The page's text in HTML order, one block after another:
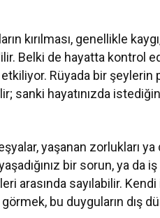
kırılması, genellikle
Belki de hayatta kontrol
etkiliyor. Rüyada bir
sanki hayatınızda
yaşanan zorlukları ya
bir sorun, ya
arasında sayılabilir.
görmek, bu duyguların dış